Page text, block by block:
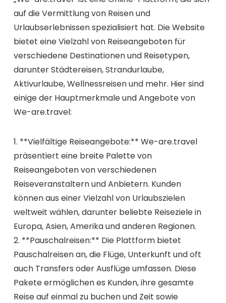
auf die Vermittlung von Reisen und
Urlaubserlebnissen spezialisiert hat. Die Website
bietet eine Vielzahl von Reiseangeboten für
verschiedene Destinationen und Reisetypen,
darunter Städtereisen, Strandurlaube,
Aktivurlaube, Wellnessreisen und mehr. Hier sind
einige der Hauptmerkmale und Angebote von
We-are.travel:
1. **Vielfältige Reiseangebote:** We-are.travel
präsentiert eine breite Palette von
Reiseangeboten von verschiedenen
Reiseveranstaltern und Anbietern. Kunden
können aus einer Vielzahl von Urlaubszielen
weltweit wählen, darunter beliebte Reiseziele in
Europa, Asien, Amerika und anderen Regionen.
2. **Pauschalreisen:** Die Plattform bietet
Pauschalreisen an, die Flüge, Unterkunft und oft
auch Transfers oder Ausflüge umfassen. Diese
Pakete ermöglichen es Kunden, ihre gesamte
Reise auf einmal zu buchen und Zeit sowie